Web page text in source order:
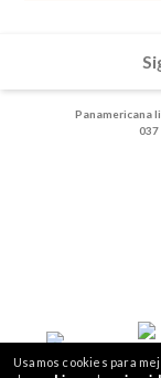
Usamos cookies para
Inicio
Panamericana
037